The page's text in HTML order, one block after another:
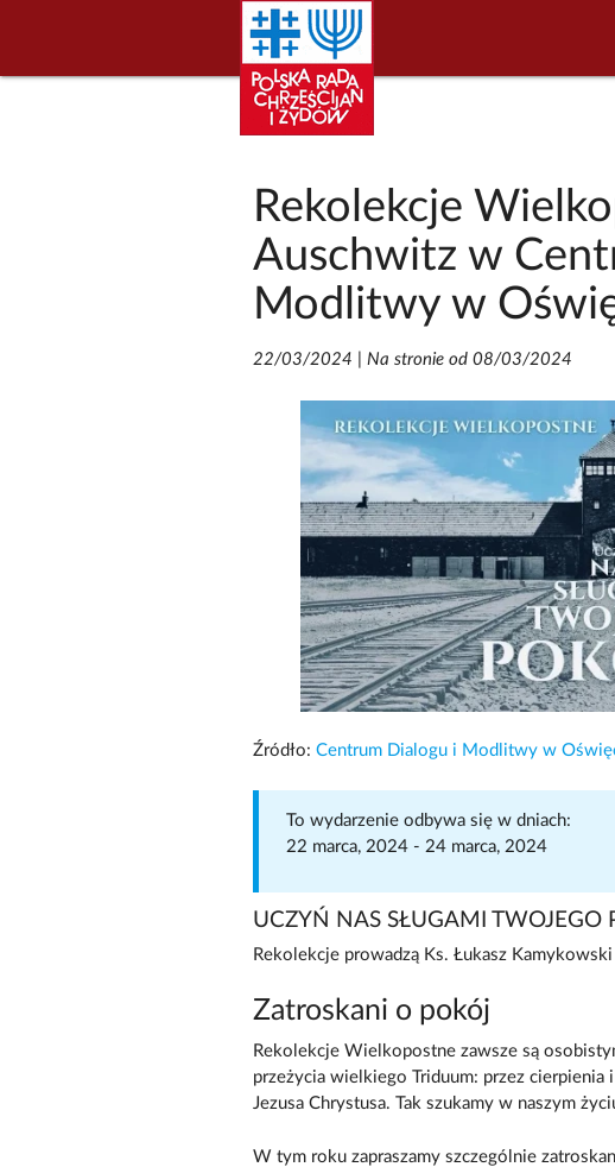
Rekolekcje
Auschwitz w
Modlitwy w
22/03/2024 Na stronie od 08/03/2024
Źródło: Centrum Dialogu i Modlitwy w
To wydarzenie odbywa się w dniach:
22 marca, 2024 - 24 marca, 2024
UCZYŃ NAS SŁUGAMI TWOJEGO
Rekolekcje prowadzą Ks. Łukasz
Zatroskani o pokój
Rekolekcje Wielkopostne zawsze są
przeżycia wielkiego Triduum: przez cierpienia
Jezusa Chrystusa. Tak szukamy w naszym
W tym roku zapraszamy szczególnie